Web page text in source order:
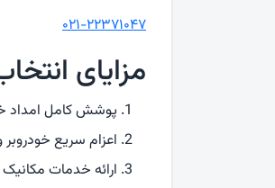
۰۲۱-۲۲۳۷۱۰۴۷
مزایای
پوشش کامل امداد
اعزام سریع
ارائه خدمات